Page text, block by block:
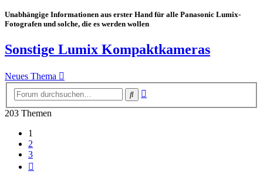
Unabhängige Informationen aus erster Hand für alle Panasonic Lumix-
Fotografen und solche, die es werden wollen
Sonstige Lumix Kompaktkameras
Neues Thema
Suche
203 Themen
1
2
3